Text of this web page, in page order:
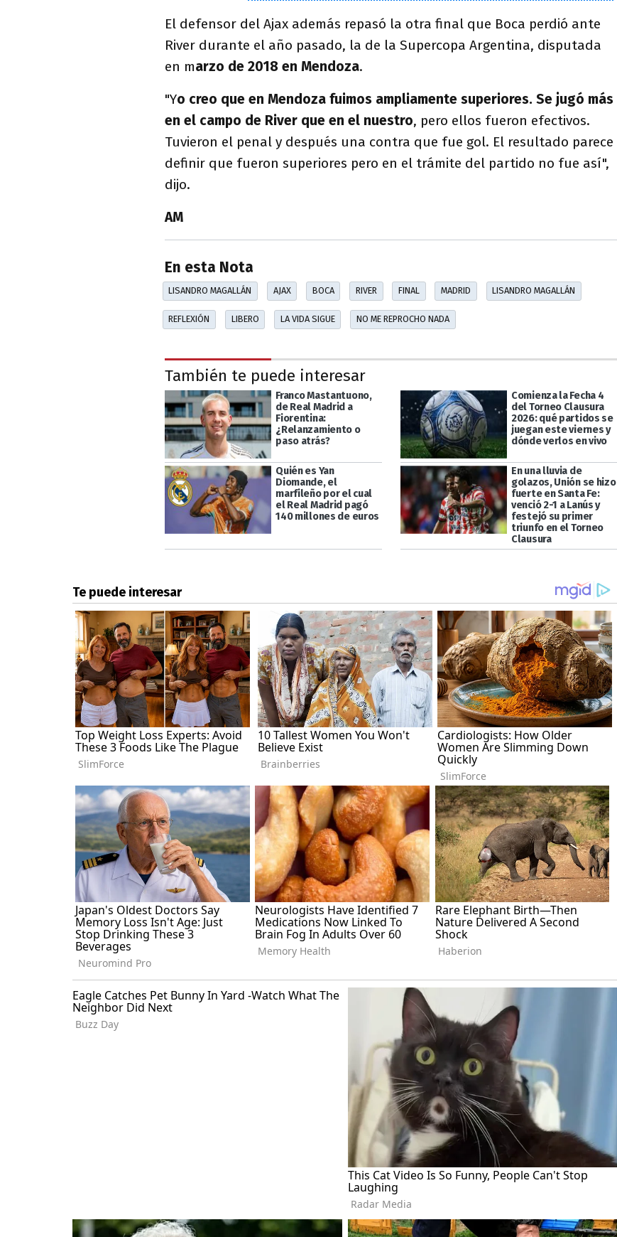
El defensor del Ajax además repasó la otra final que Boca perdió ante
River durante el año pasado, la de la Supercopa Argentina, disputada
en marzo de 2018 en Mendoza.
"Yo creo que en Mendoza fuimos ampliamente superiores. Se jugó más
en el campo de River que en el nuestro, pero ellos fueron efectivos.
Tuvieron el penal y después una contra que fue gol. El resultado parece
definir que fueron superiores pero en el trámite del partido no fue así",
dijo.
AM
En esta Nota
LISANDRO MAGALLÁN AJAX BOCA RIVER FINAL MADRID LISANDRO MAGALLÁN
REFLEXIÓN LIBERO LA VIDA SIGUE NO ME REPROCHO NADA
También te puede interesar
Franco Mastantuono,
de Real Madrid a
Fiorentina:
¿Relanzamiento o
paso atrás?
Comienza la Fecha 4
del Torneo Clausura
2026: qué partidos se
juegan este viernes y
dónde verlos en vivo
Quién es Yan
Diomande, el
marfileño por el cual
el Real Madrid pagó
140 millones de euros
En una lluvia de
golazos, Unión se hizo
fuerte en Santa Fe:
venció 2-1 a Lanús y
festejó su primer
triunfo en el Torneo
Clausura